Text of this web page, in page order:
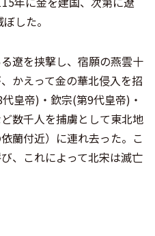
した。
遼を挟撃し、宿願の燕雲十
かえって金の華北侵入を招
皇帝)・欽宗(第9代皇帝)・
数千人を捕虜として東北地
蘭付近）に連れ去った。こ
、これによって北宋は滅亡